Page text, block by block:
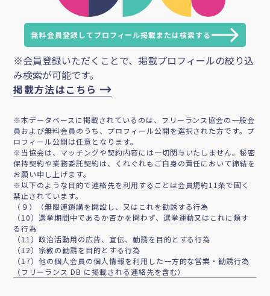
無料会員登録してプロフィール掲載または検索する
※会員登録いただくことで、掲載プロフィールの絞り込
み検索が可能です。
掲載方法はこちら
※本データベースに掲載されているのは、フリーランス協会の一般会
員および無料会員のうち、プロフィール公開を選択された方です。プ
ロフィール公開は任意となります。
※当協会は、マッチングや契約内容には一切関与いたしません。秘密
保持契約や業務委託契約は、くれぐれもご自身の責任において締結を
お願い申し上げます。
※以下のような目的で連絡先を利用することは会員規約11条で固く
禁止されています。
（９）（無限連鎖講を開設し、又はこれを勧誘する行為
（10）選挙期間中であるか否かを問わず、選挙運動又はこれに類す
る行為
（11）政治活動用の広告、宣伝、勧誘を目的とする行為
（12）宗教の勧誘を目的とする行為
（17）他の個人会員の個人情報を利用した一方的な営業・勧誘行為
（フリーランス DB に掲載される連絡先を含む）